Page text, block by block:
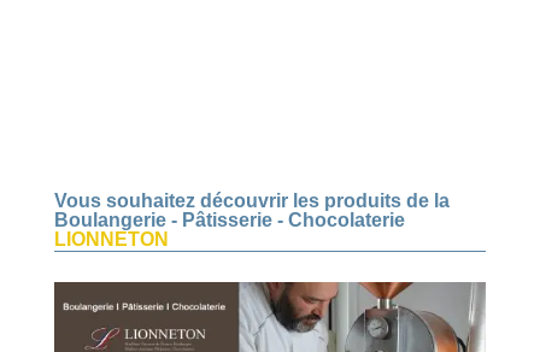
Vous souhaitez découvrir les produits de la
Boulangerie - Pâtisserie - Chocolaterie
LIONNETON